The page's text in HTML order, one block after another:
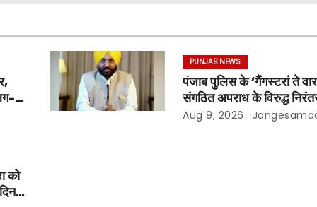
PUNJAB NEWS
पंजाब पुलिस के ‘गैंगस्टरां ते
संगठित अपराध के विरुद्ध
200 दिन पूरे किए ; 1.09
Aug 9, 2026
को